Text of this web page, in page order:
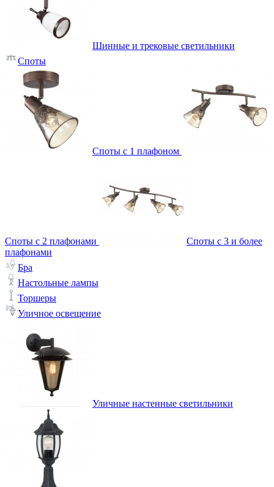
Шинные и трековые светильники
Споты
Споты с 1 плафоном
Споты с 2 плафонами
Споты с 3 и более
плафонами
Бра
Настольные лампы
Торшеры
Уличное освещение
Уличные настенные светильники